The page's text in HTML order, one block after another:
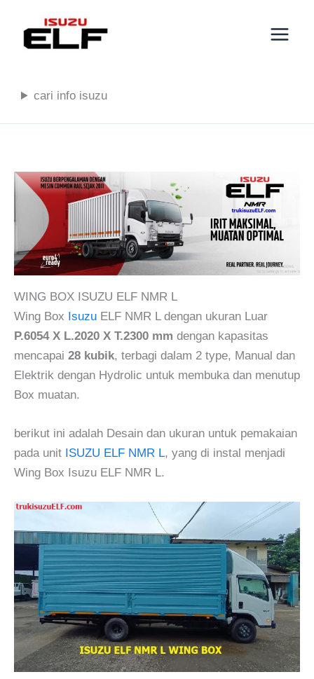
konten
cari info isuzu
WING BOX ISUZU ELF NMR L
Wing Box Isuzu ELF NMR L dengan ukuran Luar
P.6054 X L.2020 X T.2300 mm dengan kapasitas
mencapai 28 kubik, terbagi dalam 2 type, Manual dan
Elektrik dengan Hydrolic untuk membuka dan menutup
Box muatan.
berikut ini adalah Desain dan ukuran untuk pemakaian
pada unit ISUZU ELF NMR L, yang di instal menjadi
Wing Box Isuzu ELF NMR L.